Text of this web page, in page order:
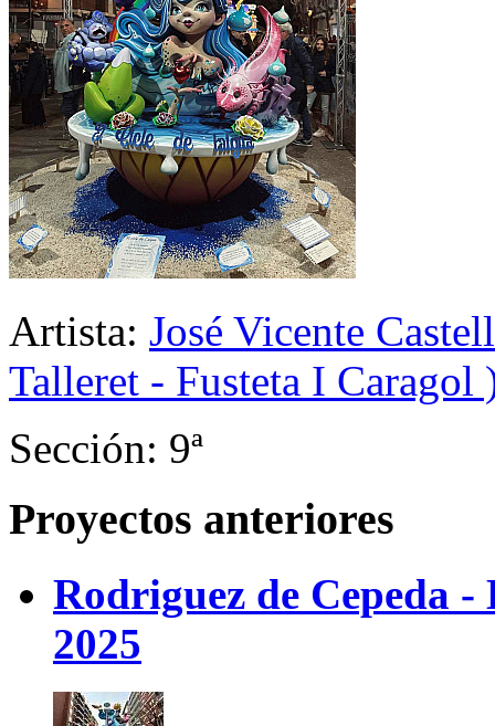
Artista: José Vicente
Talleret - Fusteta I Caragol
Sección: 9ª
Proyectos anteriores
Rodriguez de Cepeda
2025